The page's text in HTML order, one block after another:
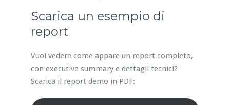
Scarica un esempio di
report
Vuoi vedere come appare un report completo,
con executive summary e dettagli tecnici?
Scarica il report demo in PDF: